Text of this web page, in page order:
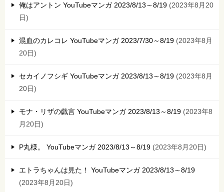
俺はアントン YouTubeマンガ 2023/8/13～8/19
2023年8月20
日
混血のカレコレ YouTubeマンガ 2023/7/30～8/19
2023年8月
20日
セカイノフシギ YouTubeマンガ 2023/8/13～8/19
2023年8月
20日
モナ・リザの戯言 YouTubeマンガ 2023/8/13～8/19
2023年8
月20日
P丸様。 YouTubeマンガ 2023/8/13～8/19 2023年8月20日
エトラちゃんは見た！ YouTubeマンガ 2023/8/13～8/19
2023年8月20日